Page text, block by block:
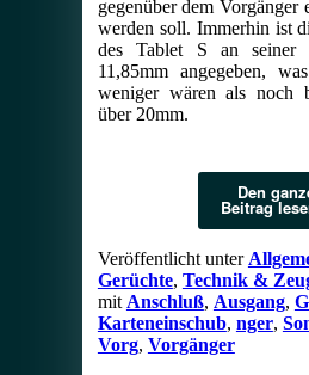
gegenüber dem Vorgänger
werden soll. Immerhin ist
des Tablet S an seiner
11,85mm angegeben,
weniger wären als noch
über 20mm.
Den
Beitrag
Veröffentlicht unter
Gerüchte, Technik &
mit Anschluß, Ausgang,
Karteneinschub, nger,
Vorg, Vorgänger